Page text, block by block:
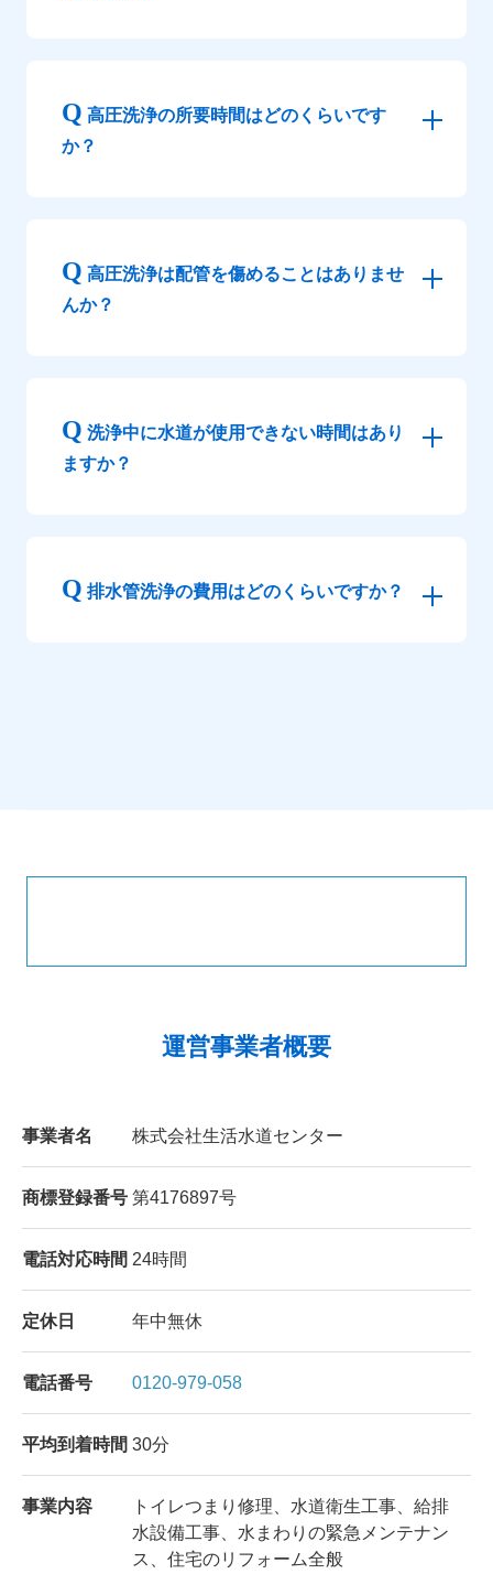
高圧洗浄の所要時間はどのくらいです
か？
高圧洗浄は配管を傷めることはありませ
んか？
洗浄中に水道が使用できない時間はあり
ますか？
排水管洗浄の費用はどのくらいですか？
運営事業者概要
事業者名 株式会社生活水道センター
商標登録番号 第4176897号
電話対応時間 24時間
定休日 年中無休
電話番号 0120-979-058
平均到着時間 30分
事業内容
トイレつまり修理、水道衛生工事、給排
水設備工事、水まわりの緊急メンテナン
ス、住宅のリフォーム全般